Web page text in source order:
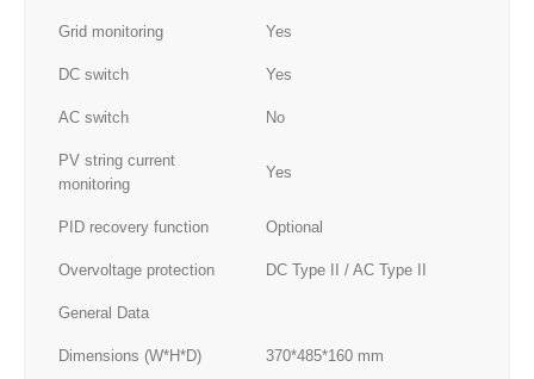
Grid monitoring Yes
DC switch Yes
AC switch No
PV string current
monitoring
Yes
PID recovery function Optional
Overvoltage protection DC Type II / AC Type II
General Data
Dimensions (W*H*D) 370*485*160 mm